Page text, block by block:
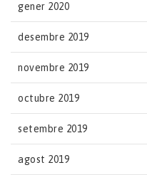
gener 2020
desembre 2019
novembre 2019
octubre 2019
setembre 2019
agost 2019